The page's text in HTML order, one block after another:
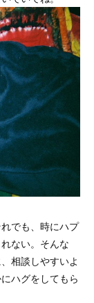
でも、時にハプ
ない。そんな
相談しやすいよ
ハグをしてもら